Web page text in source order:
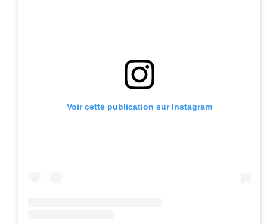
Voir cette publication sur Instagram